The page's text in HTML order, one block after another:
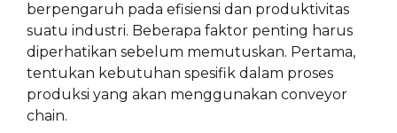
berpengaruh pada efisiensi dan produktivitas
suatu industri. Beberapa faktor penting harus
diperhatikan sebelum memutuskan. Pertama,
tentukan kebutuhan spesifik dalam proses
produksi yang akan menggunakan conveyor
chain.